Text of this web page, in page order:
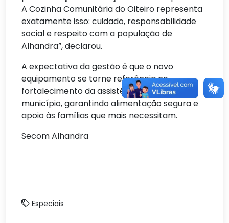
A Cozinha Comunitária do Oiteiro representa
exatamente isso: cuidado, responsabilidade
social e respeito com a população de
Alhandra”, declarou.
A expectativa da gestão é que o novo
equipamento se torne referência no
fortalecimento da assistência social do
município, garantindo alimentação segura e
apoio às famílias que mais necessitam.
Secom Alhandra
Especiais